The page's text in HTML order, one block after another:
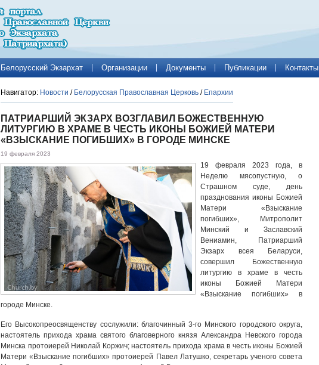
Белорусский Экзархат Организации Документы Публикации Контакты
Навигатор: Новости / Белорусская Православная Церковь / Епархии
ПАТРИАРШИЙ ЭКЗАРХ ВОЗГЛАВИЛ БОЖЕСТВЕННУЮ
ЛИТУРГИЮ В ХРАМЕ В ЧЕСТЬ ИКОНЫ БОЖИЕЙ МАТЕРИ
«ВЗЫСКАНИЕ ПОГИБШИХ» В ГОРОДЕ МИНСКЕ
19 февраля 2023
19 февраля 2023 года, в
Неделю мясопустную, о
Страшном суде, день
празднования иконы Божией
Матери «Взыскание
погибших», Митрополит
Минский и Заславский
Вениамин, Патриарший
Экзарх всея Беларуси,
совершил Божественную
литургию в храме в честь
иконы Божией Матери
«Взыскание погибших» в
городе Минске.
Его Высокопреосвященству сослужили: благочинный 3-го Минского городского округа,
настоятель прихода храма святого благоверного князя Александра Невского города
Минска протоиерей Николай Коржич; настоятель прихода храма в честь иконы Божией
Матери «Взыскание погибших» протоиерей Павел Латушко, секретарь ученого совета